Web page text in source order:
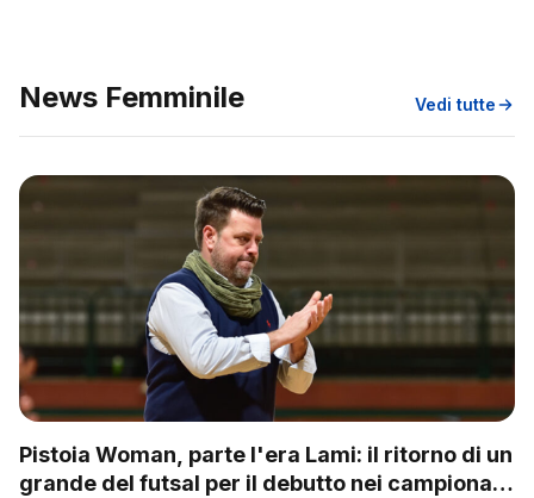
News Femminile Vedi tutte
Pistoia Woman, parte l'era Lami: il ritorno di un
grande del futsal per il debutto nei campionati